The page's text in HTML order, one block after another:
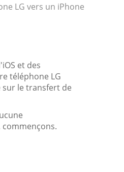
LG vers un iPhone
et des
téléphone LG
sur le transfert de